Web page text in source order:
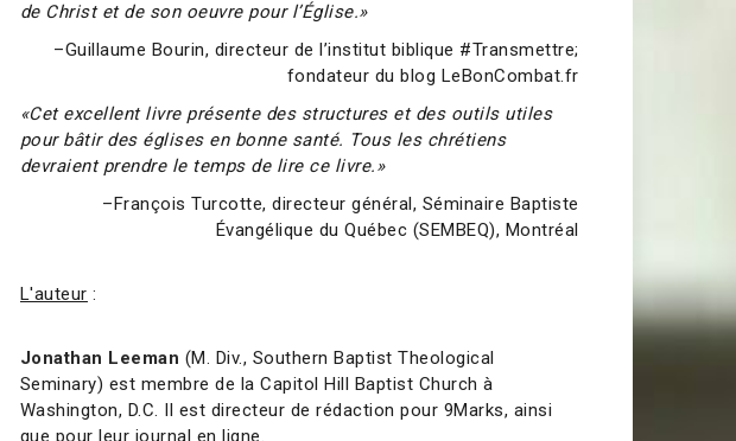
de Christ et de son oeuvre pour l’Église.»
–Guillaume Bourin, directeur de l’institut biblique #Transmettre;
fondateur du blog LeBonCombat.fr
«Cet excellent livre présente des structures et des outils utiles
pour bâtir des églises en bonne santé. Tous les chrétiens
devraient prendre le temps de lire ce livre.»
–François Turcotte, directeur général, Séminaire Baptiste
Évangélique du Québec (SEMBEQ), Montréal
L'auteur :
Jonathan Leeman (M. Div., Southern Baptist Theological
Seminary) est membre de la Capitol Hill Baptist Church à
Washington, D.C. Il est directeur de rédaction pour 9Marks, ainsi
que pour leur journal en ligne.